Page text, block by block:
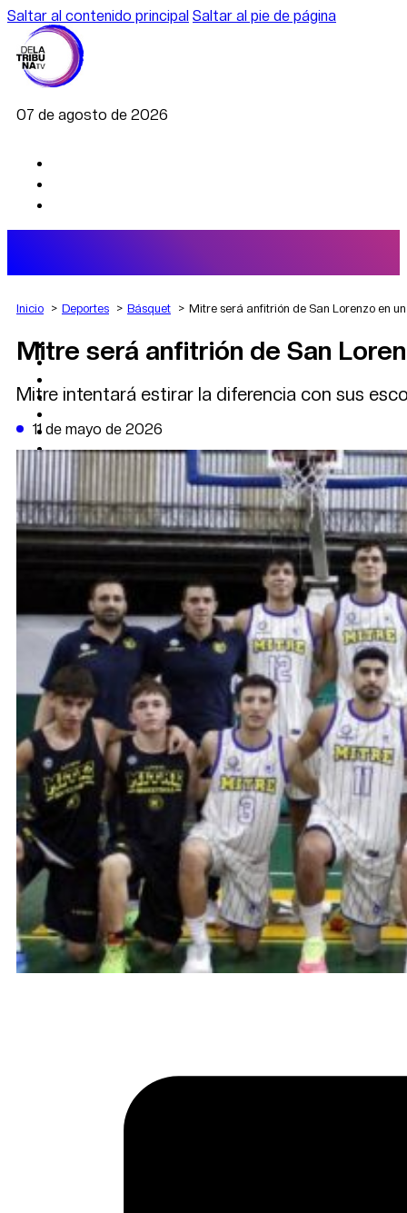
Saltar al contenido principal Saltar al pie de página
07 de agosto de 2026
AGRO
DEPORTES
POLÍTICA
DATA FIRME
DE LA TRIBUNA TV
Inicio Deportes Básquet Mitre será anfitrión de San Lorenzo en
Mitre será anfitrión de San
Mitre intentará estirar la diferencia con sus
11 de mayo de 2026